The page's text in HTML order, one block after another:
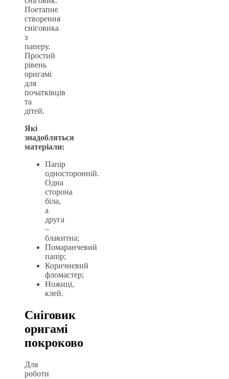
Поетапне
створення
сніговика
з
паперу.
Простий
рівень
оригамі
для
початківців
та
дітей.
Які
знадобляться
матеріали:
Папір
односторонній.
Одна
сторона
біла,
а
друга
–
блакитна;
Помаранчевий
папір;
Коричневий
фломастер;
Ножиці,
клей.
Сніговик
оригамі
покроково
Для
роботи